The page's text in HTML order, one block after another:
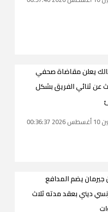
يعلن مقاضاة صحفي
عن ثنائي الفريق بشكل
يضم المدافع
ديني بعقد مدته ثلاث